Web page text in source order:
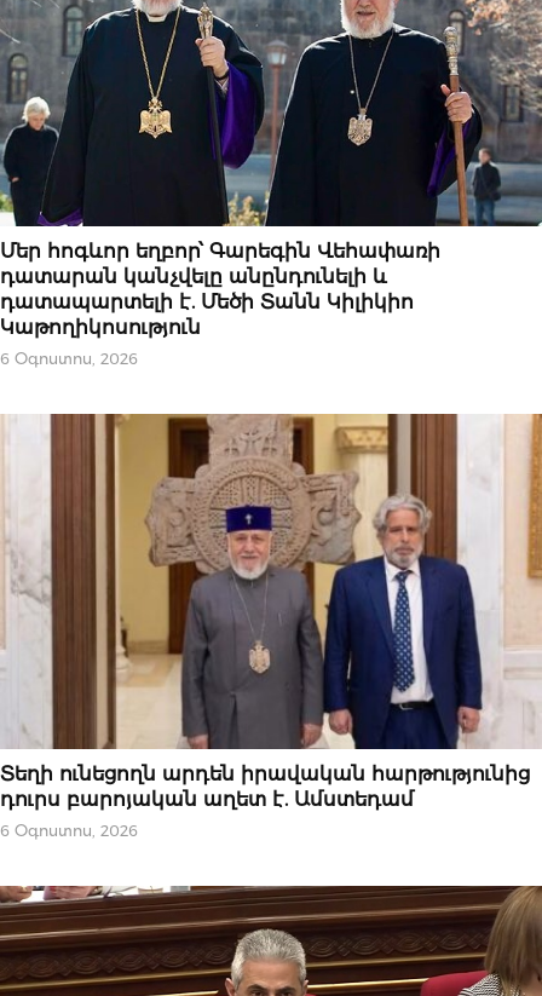
ԿԱՐԵՎՈՐԸ
Մեր հոգևոր եղբոր՝ Գարեգին Վեհափառի
դատարան կանչվելը անընդունելի և
դատապարտելի է. Մեծի Տանն Կիլիկիո
Կաթողիկոսություն
6 Օգոստոս, 2026
ԿԱՐԵՎՈՐԸ
Տեղի ունեցողն արդեն իրավական հարթությունից
դուրս բարոյական աղետ է. Ամստեդամ
6 Օգոստոս, 2026